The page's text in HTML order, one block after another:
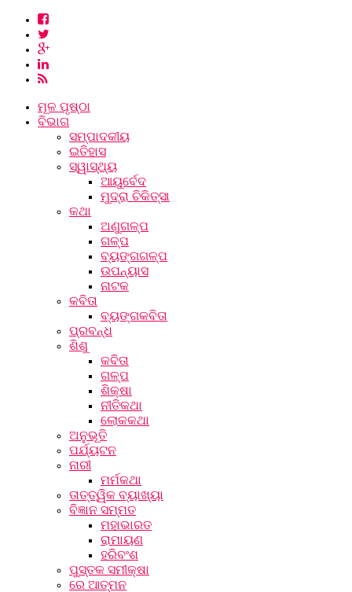
ମୂଳ ପୃଷ୍ଠା
ବିଭାଗ
ସମ୍ପାଦକୀୟ
ଇତିହାସ
ସ୍ୱାସ୍ଥ୍ୟ
ଆୟୁର୍ବେଦ
ମୁଦ୍ରା ଚିକିତ୍ସା
କଥା
ଅଣୁଗଳ୍ପ
ଗଳ୍ପ
ବ୍ୟଙ୍ଗଗଳ୍ପ
ଉପନ୍ୟାସ
ନାଟକ
କବିତା
ବ୍ୟଙ୍ଗକବିତା
ପ୍ରବନ୍ଧ
ଶିଶୁ
କବିତା
ଗଳ୍ପ
ଶିକ୍ଷା
ନୀତିକଥା
ଲୋକକଥା
ଅନୁଭୂତି
ପର୍ଯ୍ୟଟନ
ନାରୀ
ମର୍ମକଥା
ତାତ୍ତ୍ୱିକ ବ୍ୟାଖ୍ୟା
ବିଜ୍ଞାନ ସମ୍ମତ
ମହାଭାରତ
ରାମାୟଣ
ହରିବଂଶ
ପୁସ୍ତକ ସମୀକ୍ଷା
ରେ ଆତ୍ମନ